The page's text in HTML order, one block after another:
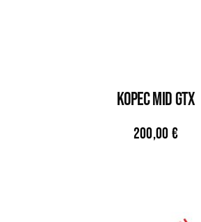
KOPEC MID GTX
200,00 €